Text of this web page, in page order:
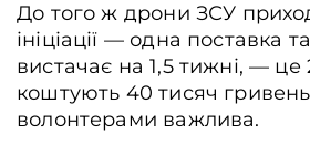
До того ж дрони ЗСУ
ініціації — одна поставка
вистачає на 1,5 тижні, — це
коштують 40 тисяч
волонтерами важлива.